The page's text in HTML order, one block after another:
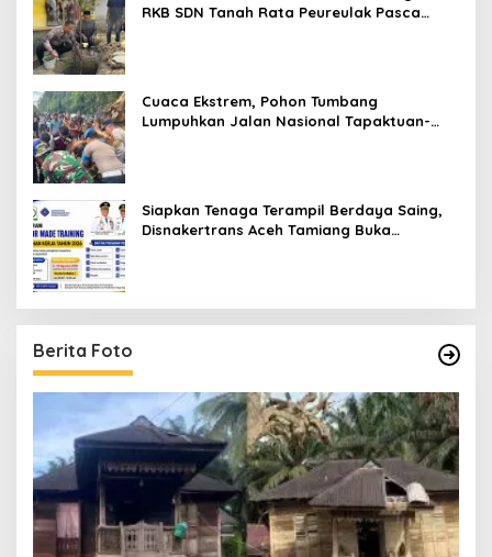
RKB SDN Tanah Rata Peureulak Pasca
Cuaca Ekstrem, Pohon Tumbang
Lumpuhkan Jalan Nasional Tapaktuan-
Siapkan Tenaga Terampil Berdaya Saing,
Disnakertrans Aceh Tamiang Buka
Berita Foto